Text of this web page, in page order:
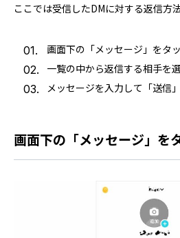
ここでは受信したDMに対する返信方
画面下の「メッセージ」をタ
一覧の中から返信する相手を
メッセージを入力して「送信
画面下の「メッセージ」を